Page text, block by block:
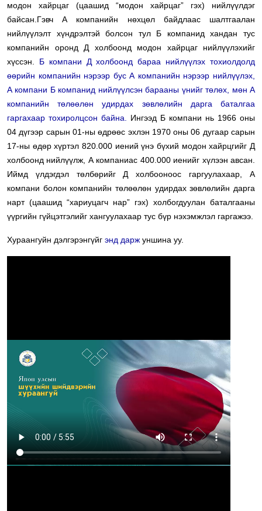
модон хайрцаг (цаашид “модон хайрцаг” гэх) нийлүүлдэг
байсан.Гэвч А компанийн нөхцөл байдлаас шалтгаалан
нийлүүлэлт хүндрэлтэй болсон тул Б компанид хандан тус
компанийн оронд Д холбоонд модон хайрцаг нийлүүлэхийг
хүссэн.
Б компани Д холбоонд бараа нийлүүлэх тохиолдолд
өөрийн компанийн нэрээр бус А компанийн нэрээр нийлүүлэх,
А компани Б компанид нийлүүлсэн барааны үнийг төлөх, мөн А
компанийн төлөөлөн удирдах зөвлөлийн дарга баталгаа
гаргахаар тохиролцсон байна.
Ингээд Б компани нь 1966 оны
04 дүгээр сарын 01-ны өдрөөс эхлэн 1970 оны 06 дугаар сарын
17-ны өдөр хүртэл 820.000 иений үнэ бүхий модон хайрцгийг Д
холбоонд нийлүүлж, А компаниас 400.000 иенийг хүлээн авсан.
Иймд үлдэгдэл төлбөрийг Д холбооноос гаргуулахаар, А
компани болон компанийн төлөөлөн удирдах зөвлөлийн дарга
нарт (цаашид “хариуцагч нар” гэх) холбогдуулан баталгааны
үүргийн гүйцэтгэлийг хангуулахаар тус бүр нэхэмжлэл гаргажээ.
Хураангуйн дэлгэрэнгүйг энд дарж уншина уу.